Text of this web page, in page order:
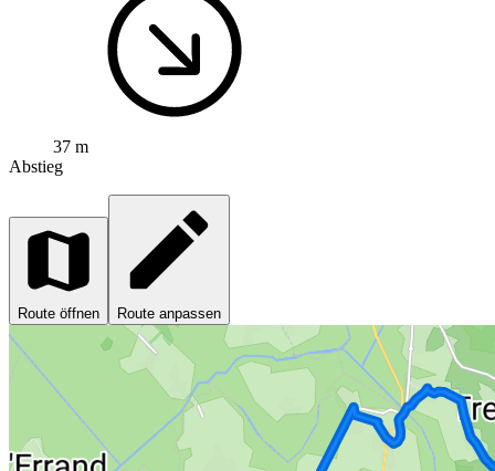
37 m
Abstieg
Route öffnen Route anpassen